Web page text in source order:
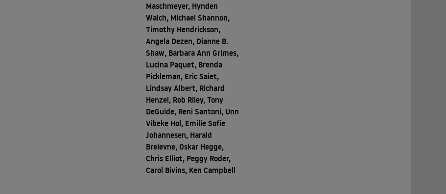
Maschmeyer, Hynden
Walch, Michael Shannon,
Timothy Hendrickson,
Angela Dezen, Dianne B.
Shaw, Barbara Ann Grimes,
Lucina Paquet, Brenda
Pickleman, Eric Saiet,
Lindsay Albert, Richard
Henzel, Rob Riley, Tony
DeGuide, Reni Santoni, Unn
Vibeke Hol, Emilie Sofie
Johannesen, Harald
Breievne, Oskar Hegge,
Chris Elliot, Peggy Roder,
Carol Bivins, Ken Campbell